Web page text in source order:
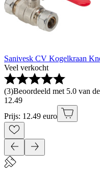
Sanivesk CV Kogelkraan
Veel verkocht
(3)Beoordeeld met 5.0 van
12.49
Prijs: 12.49 euro